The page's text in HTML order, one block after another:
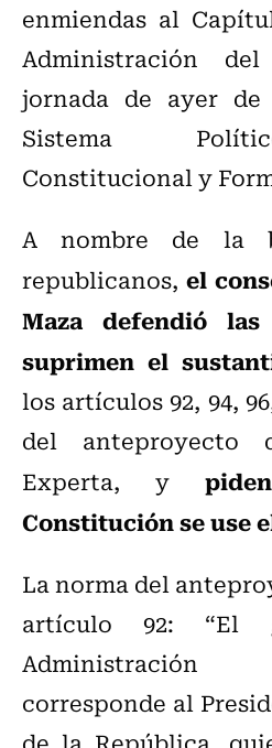
enmiendas al
Administración
jornada de ayer
Sistema
Constitucional y
A nombre de la
republicanos, el
Maza defendió
suprimen el
los artículos 92, 94,
del anteproyecto
Experta, y
Constitución se use
La norma del
artículo 92: “El
corresponde al